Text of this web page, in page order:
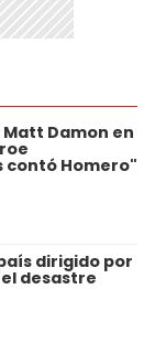
Damon en
contó Homero"
dirigido por
desastre